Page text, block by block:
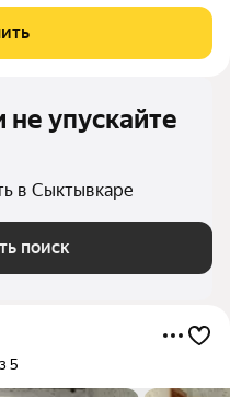
кухня 8,8 м.
не упускайте
в Сыктывкаре
поиск
5